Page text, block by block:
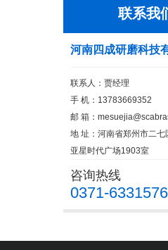
联系我
河南四成研磨科技
联系人：贾经理
手 机：13783669352
邮 箱：
地 址：河南省郑州市二
亚星时代广场1903室
咨询热线
0371-